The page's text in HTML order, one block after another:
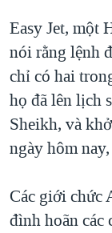
NGƯ DÂN
BÊN KIA
QUAN HỆ VIỆT
Easy Jet, một
nói rằng lệnh
chỉ có hai
họ đã lên lịch
Sheikh, và
ngày hôm
Các giới chức
đình hoãn các